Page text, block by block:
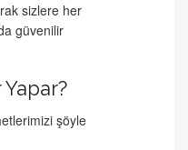
sizlere her
güvenilir
şöyle